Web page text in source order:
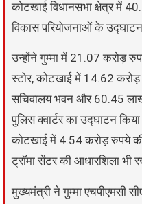
कोटखाई विधानसभा क्षेत्र में
विकास परियोजनाओं के
उन्होंने गुम्मा में 21.07 करोड़
स्टोर, कोटखाई में 14.62 करोड़
सचिवालय भवन और 60.45
पुलिस क्वार्टर का उद्घाटन
कोटखाई में 4.54 करोड़ रुपये
ट्रॉमा सेंटर की आधारशिला भी
मुख्यमंत्री ने गुम्मा एचपीएमसी